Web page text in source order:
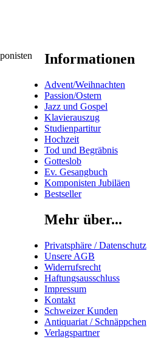
Informationen
Advent/Weihnachten
Passion/Ostern
Jazz und Gospel
Klavierauszug
Studienpartitur
Hochzeit
Tod und Begräbnis
Gotteslob
Ev. Gesangbuch
Komponisten Jubiläen
Bestseller
Mehr über...
Privatsphäre / Datenschutz
Unsere AGB
Widerrufsrecht
Haftungsausschluss
Impressum
Kontakt
Schweizer Kunden
Antiquariat / Schnäppchen
Verlagspartner